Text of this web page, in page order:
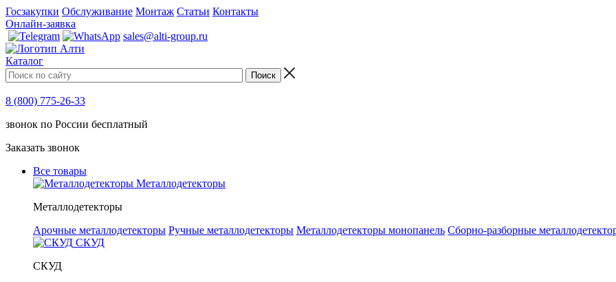
Госзакупки Обслуживание Монтаж Статьи Контакты
Онлайн-заявка
sales@alti-group.ru
Каталог
8 (800) 775-26-33
звонок по России бесплатный
Заказать звонок
Все товары
Металлодетекторы
Металлодетекторы
Арочные металлодетекторы Ручные металлодетекторы Металлодетекторы монопанель Сборно-разборные
СКУД
СКУД